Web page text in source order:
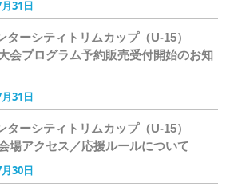
31日
ターシティトリムカップ（U-15）
会プログラム予約販売受付開始のお知
31日
ターシティトリムカップ（U-15）
場アクセス／応援ルールについて
30日